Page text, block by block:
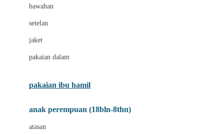
Cottonseeds
Crane
bawahan
setelan
jaket
pakaian dalam
pakaian ibu hamil
anak perempuan (18bln-8thn)
atasan